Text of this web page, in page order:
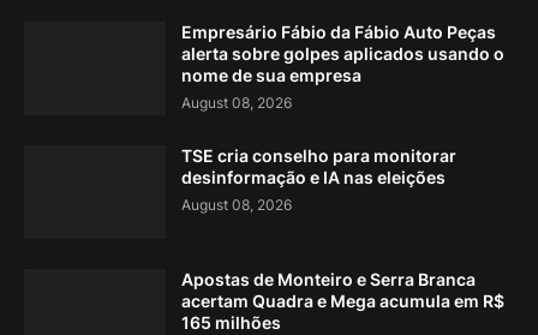
Empresário Fábio da Fábio Auto Peças
alerta sobre golpes aplicados usando o
nome de sua empresa
August 08, 2026
TSE cria conselho para monitorar
desinformação e IA nas eleições
August 08, 2026
Apostas de Monteiro e Serra Branca
acertam Quadra e Mega acumula em R$
165 milhões